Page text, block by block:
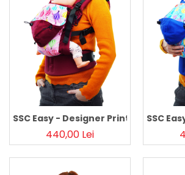
Pălării de Soare
SSC Easy - Designer Print - Roz
440,00 Lei
SSC